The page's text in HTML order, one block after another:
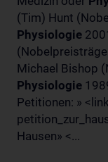
(Tim) Hunt
Physiologie
Michael Bishop
Physiologie
Petitionen: »
Hausen» <...